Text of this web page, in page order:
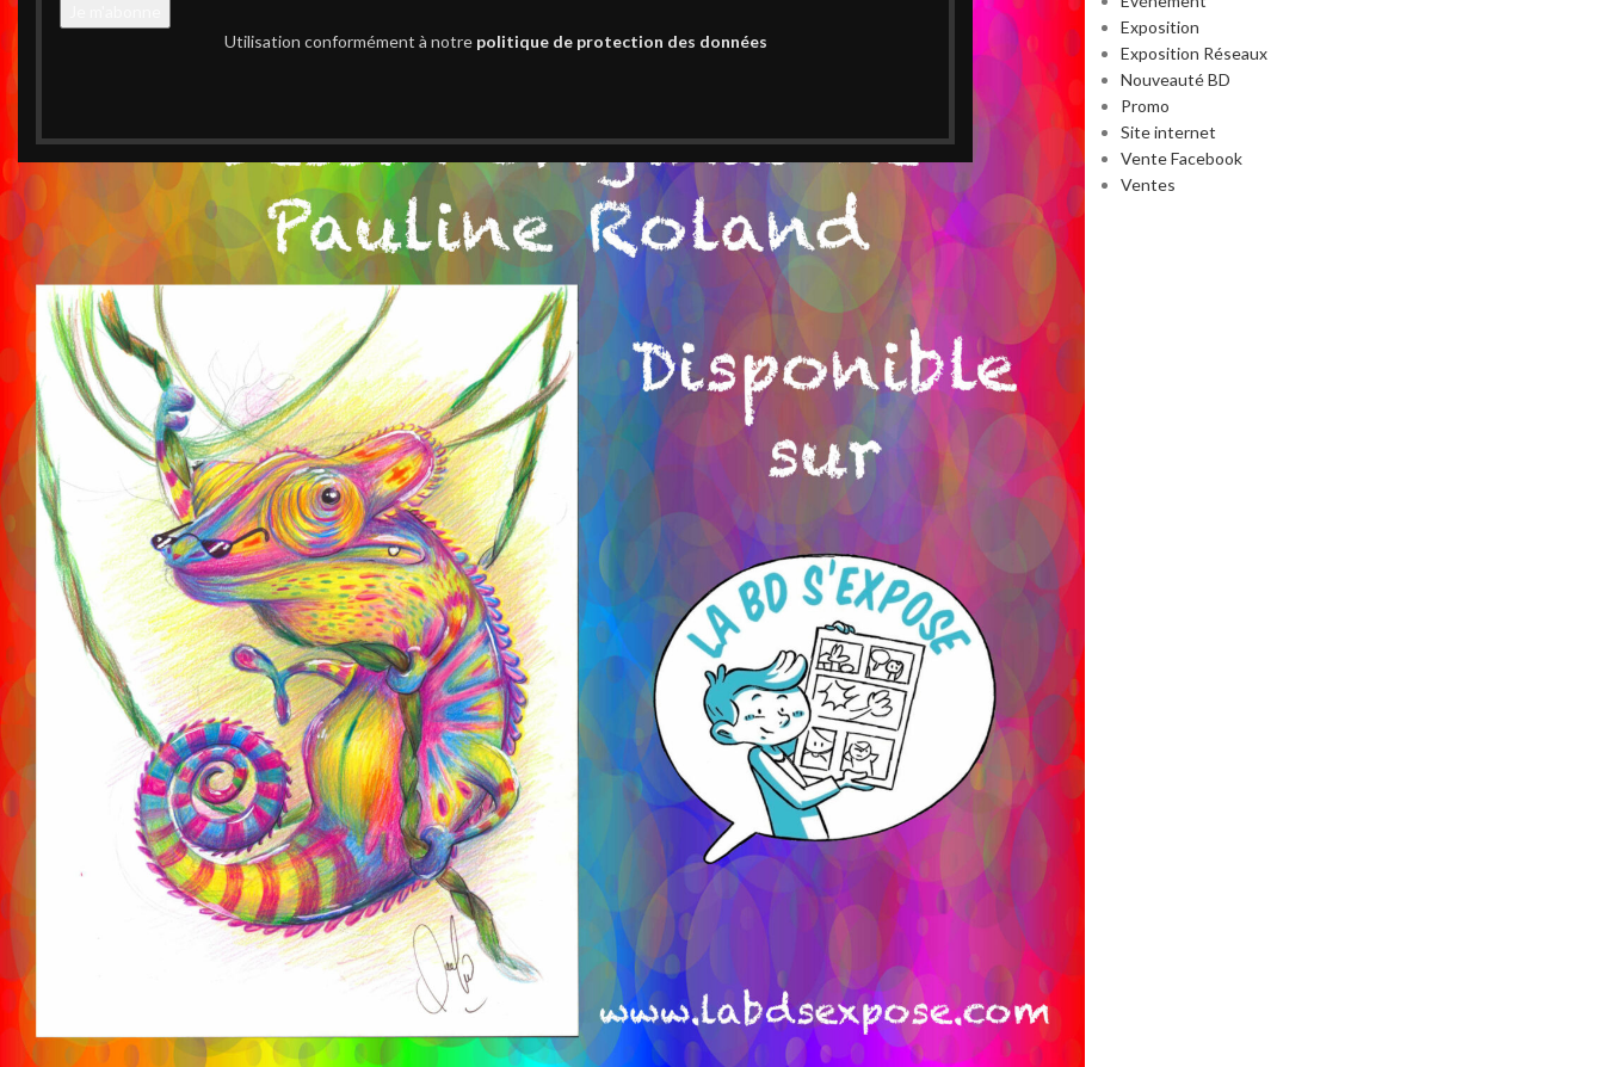
Utilisation conformément à notre politique de protection des données
Exposition
Exposition Réseaux
Nouveauté BD
Promo
Site internet
Vente Facebook
Ventes